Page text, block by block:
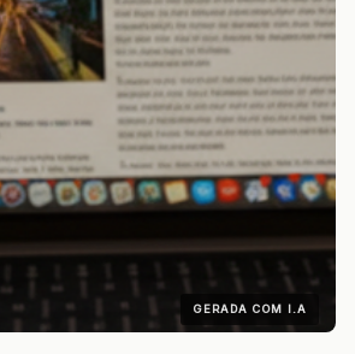
GERADA COM I.A